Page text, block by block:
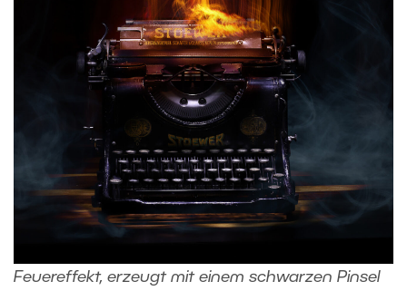
Feuereffekt, erzeugt mit einem schwarzen Pinsel